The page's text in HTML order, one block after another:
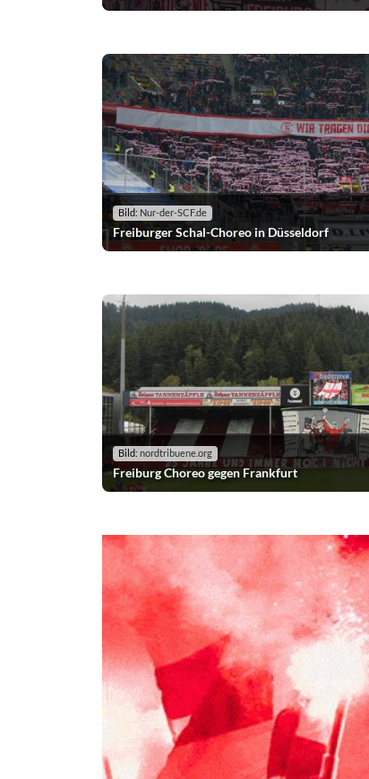
Bild: Nur-der-SCF.de
Freiburger Schal-Choreo in Düsseldorf
Bild: nordtribuene.org
Freiburg Choreo gegen Frankfurt